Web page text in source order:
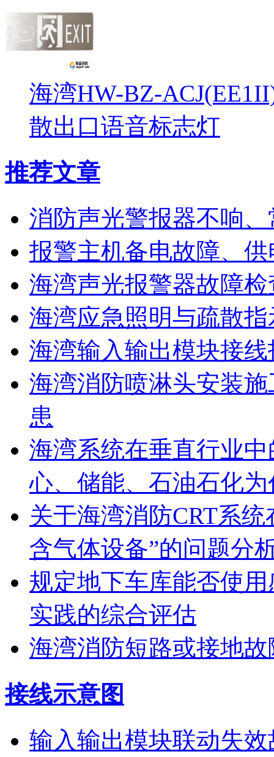
海湾HW-BZ-
散出口语音标志灯
推荐文章
消防声光警报器不响
报警主机备电故障、
海湾声光报警器故障
海湾应急照明与疏散
海湾输入输出模块接
海湾消防喷淋头安装
患
海湾系统在垂直行业
心、储能、石油石化
关于海湾消防CRT系
含气体设备”的问题分
规定地下车库能否使
实践的综合评估
海湾消防短路或接地
接线示意图
输入输出模块联动失效